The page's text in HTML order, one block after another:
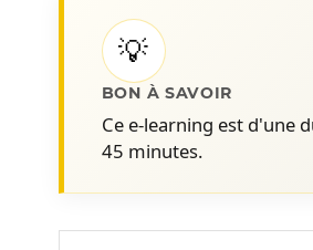
💡
BON À SAVOIR
Ce e-learning est d'une
45 minutes.